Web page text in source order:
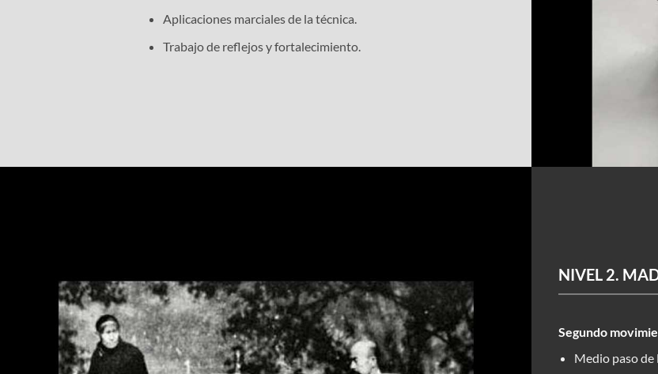
Aplicaciones marciales de la técnica.
Trabajo de reflejos y fortalecimiento.
NIVEL 2.
Segundo
Medio paso de